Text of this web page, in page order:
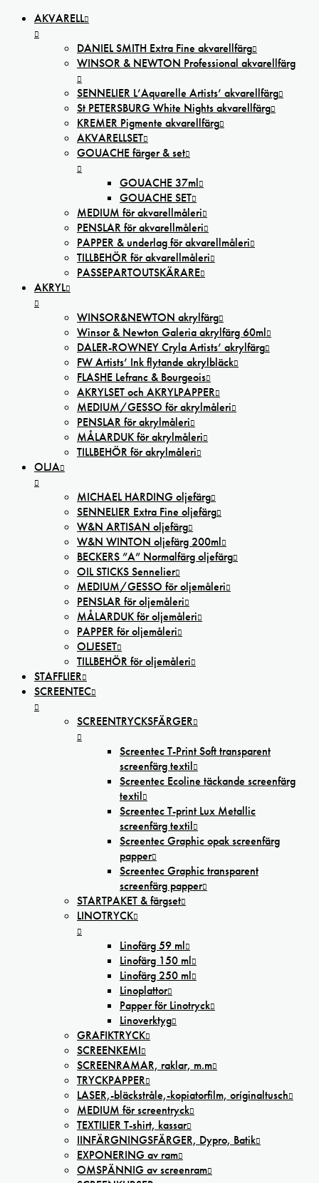
AKVARELL
DANIEL SMITH Extra Fine akvarellfärg
WINSOR & NEWTON Professional akvarellfärg
SENNELIER L’Aquarelle Artists’ akvarellfärg
St PETERSBURG White Nights akvarellfärg
KREMER Pigmente akvarellfärg
AKVARELLSET
GOUACHE färger & set
GOUACHE 37ml
GOUACHE SET
MEDIUM för akvarellmåleri
PENSLAR för akvarellmåleri
PAPPER & underlag för akvarellmåleri
TILLBEHÖR för akvarellmåleri
PASSEPARTOUTSKÄRARE
AKRYL
WINSOR&NEWTON akrylfärg
Winsor & Newton Galeria akrylfärg 60ml
DALER-ROWNEY Cryla Artists’ akrylfärg
FW Artists’ Ink flytande akrylbläck
FLASHE Lefranc & Bourgeois
AKRYLSET och AKRYLPAPPER
MEDIUM/GESSO för akrylmåleri
PENSLAR för akrylmåleri
MÅLARDUK för akrylmåleri
TILLBEHÖR för akrylmåleri
OLJA
MICHAEL HARDING oljefärg
SENNELIER Extra Fine oljefärg
W&N ARTISAN oljefärg
W&N WINTON oljefärg 200ml
BECKERS ”A” Normalfärg oljefärg
OIL STICKS Sennelier
MEDIUM/GESSO för oljemåleri
PENSLAR för oljemåleri
MÅLARDUK för oljemåleri
PAPPER för oljemåleri
OLJESET
TILLBEHÖR för oljemåleri
STAFFLIER
SCREENTEC
SCREENTRYCKSFÄRGER
Screentec T-Print Soft transparent
screenfärg textil
Screentec Ecoline täckande screenfärg
textil
Screentec T-print Lux Metallic
screenfärg textil
Screentec Graphic opak screenfärg
papper
Screentec Graphic transparent
screenfärg papper
STARTPAKET & färgset
LINOTRYCK
Linofärg 59 ml
Linofärg 150 ml
Linofärg 250 ml
Linoplattor
Papper för Linotryck
Linoverktyg
GRAFIKTRYCK
SCREENKEMI
SCREENRAMAR, raklar, m.m
TRYCKPAPPER
LASER,-bläckstråle,-kopiatorfilm, oríginaltusch
MEDIUM för screentryck
TEXTILIER T-shirt, kassar
IINFÄRGNINGSFÄRGER, Dypro, Batik
EXPONERING av ram
OMSPÄNNIG av screenram